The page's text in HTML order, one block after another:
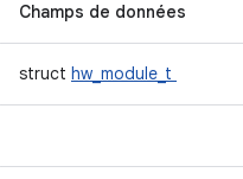
Champs de données
struct hw_module_t